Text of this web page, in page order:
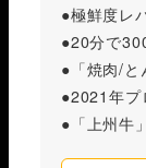
●極鮮度レ
●20分で
●「焼肉/と
●2021年プ
●「上州牛